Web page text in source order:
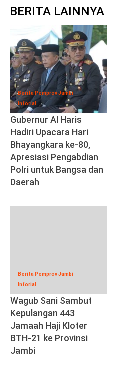
BERITA LAINNYA
Berita Pemprov Jambi
Inforial
Gubernur Al Haris
Hadiri Upacara Hari
Bhayangkara ke-80,
Apresiasi Pengabdian
Polri untuk Bangsa dan
Daerah
Berita Pemprov Jambi
Inforial
Wagub Sani Sambut
Kepulangan 443
Jamaah Haji Kloter
BTH-21 ke Provinsi
Jambi